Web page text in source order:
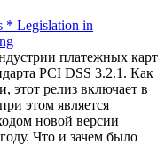
* Legislation in
платежных карт
PCI DSS 3.2.1. Как
этот релиз включает в
этом является
новой версии
Что и зачем было